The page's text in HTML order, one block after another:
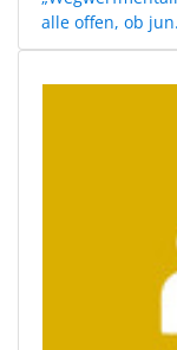
alle offen, ob